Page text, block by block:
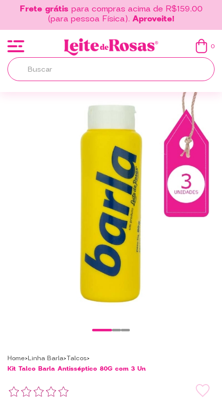
Frete grátispara compras acima de R$159,00
(para pessoa Física).Aproveite!
0
Home Linha Barla Talcos
Kit Talco Barla Antisséptico 80G com 3 Un